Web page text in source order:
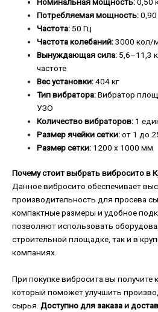
Потребляемая мощность:0,90
Частота: 50 Гц
Частота колебаний:3000 кол/
Вынуждающая сила: 5,6–11,3
частоте
Вес установки:404 кг
Тип вибратора:Вибратор
УЗО
Количество вибраторов: 1
Размер ячейки сетки:от 1 до
Размер сетки: 1200 х 1000 мм
Почему стоит выбрать вибросито в
Данное вибросито обеспечивает
производительность для просева
компактные размеры и удобное
позволяют использовать
строительной площадке, так и в
компаниях.
При покупке вибросита вы получите
который поможет улучшить
сырья. Доступно для заказа и